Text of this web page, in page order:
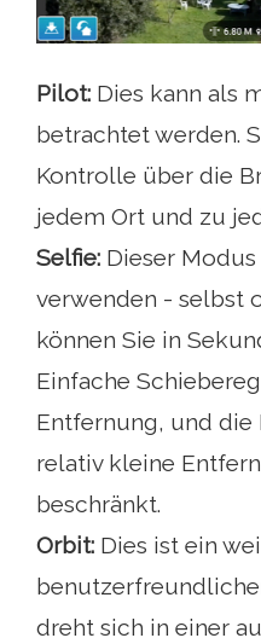
Pilot: Dies kann als
betrachtet werden.
Kontrolle über die
jedem Ort und zu
Selfie: Dieser
verwenden - selbst
können Sie in
Einfache
Entfernung, und die
relativ kleine
beschränkt.
Orbit: Dies ist ein
dreht sich in einer